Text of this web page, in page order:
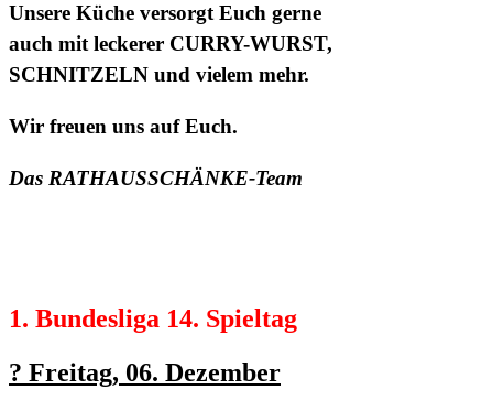
Unsere Küche versorgt Euch gerne
auch mit leckerer CURRY-WURST,
SCHNITZELN und vielem mehr.
Wir freuen uns auf Euch.
Das RATHAUSSCHÄNKE-Team
1. Bundesliga 14. Spieltag
? Freitag, 06. Dezember